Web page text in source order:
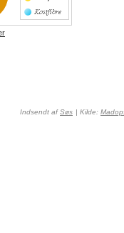
Indsendt afSøs | Kilde: